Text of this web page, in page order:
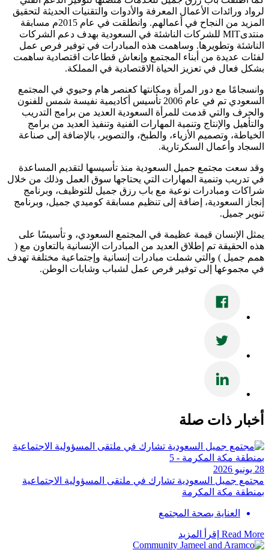
لرواد ورائدات الأعمال المعرفة والأدوات والتقنيات الحديثة لتحقيق
المزيد من النجاح في أعمالهم. وانطلقت في عام 2015م مسابقة
منتدىMIT للشركات الناشئة في السعودية بهدف دعم الشركات
الناشئة وتطويرها. وساهمت هذه المبادرات في توفير فرص عمل
لفئات عديدة من أبناء المجتمع وإنعاش قطاعات اقتصادية ساهمت
بشكل فعال في تعزيز الحياة الاقتصادية في المملكة.
وانسجامًا مع دور المرأة ومكانتها كعنصر هام وحيوي في المجتمع
السعودي تم في عام 2006 تأسيس أكاديمية نفيسة شمس للفنون
والحرف والتي قدمت للمرأة السعودية العديد من برامج التدريب
والتأهيل والإنتاج وتنمية المهارات الفنية وتنفيذ العديد من برامج
الخياطة، وتصميم الأزياء، والطبخ، والتصوير، بالإضافة إلى صناعة
السجاد وأعمال السكرتارية.
وقد سعت مجتمع جميل السعودية منذ تأسيسها لتقديم المساعدة
في تدريب وتنمية المهارات التي يحتاجها سوق العمل وذلك من خلال
شراكات ومبادرات نوعية مع باب رزق جميل للتوظيف، وبرنامج
إنجاز السعودية، إضافة إلى تنظيم مسابقة كوميدي جميل، وبرنامج
تنوير جميل.
يمثل الإنسان قيمة عظيمة في المجتمع السعودي، و تأسيسًا على
هذه الحقيقة تم إطلاق العديد من المبادرات الإنسانية بالتعاون مع (
همم جميل ) والتي شملت مبادرات إنسانية وإجتماعية مختلفة تهدف
في مجموعها إلى توفير فرص عمل لشباب وشابات الوطن.
أخبار ذات صلة
28 يونيو 2026
مجتمع جميل السعودية تشارك في ملتقى المسؤولية الاجتماعية
بمنطقة مكة المكرمة
العناية بصحة المجتمع
Read More إقرأ المزيد